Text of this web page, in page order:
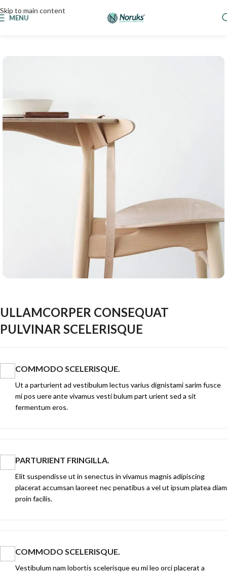
Skip to main content
MENU
ULLAMCORPER CONSEQUAT
PULVINAR SCELERISQUE
COMMODO SCELERISQUE.
Ut a parturient ad vestibulum lectus varius dignistami sarim fusce
mi pos uere ante vivamus vesti bulum part urient sed a sit
fermentum eros.
PARTURIENT FRINGILLA.
Elit suspendisse ut in senectus in vivamus magnis adipiscing
placerat accumsan laoreet nec penatibus a vel ut ipsum platea diam
proin facilis.
COMMODO SCELERISQUE.
Vestibulum nam lobortis scelerisque eu mi leo orci placerat a